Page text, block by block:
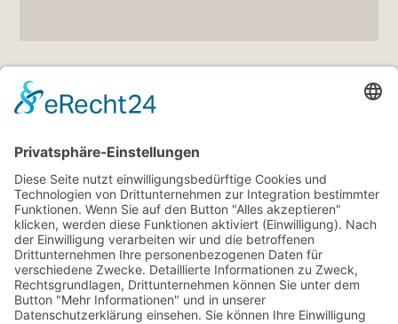
LINKS
5 Gutscheine
5 360° Tour
5 Angebote
5 Wetter
5 Veranstaltungen
5 Webcam